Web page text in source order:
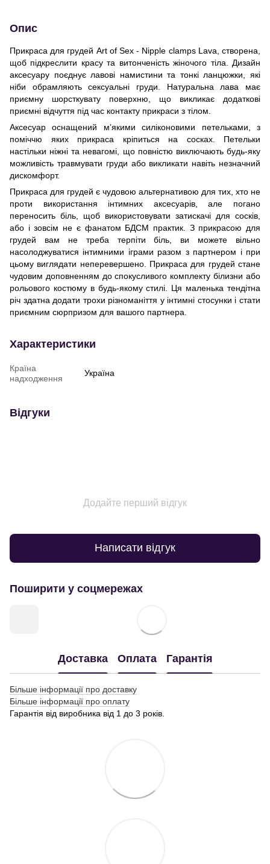
Опис
Прикраса для грудей Art of Sex - Nipple clamps Lava, створена,
щоб підкреслити красу та витонченість жіночого тіла. Дизайн
аксесуару поєднує лавові намистини та тонкі ланцюжки, які
ніби обрамляють сексуальні груди. Натуральна лава має
приємну шорсткувату поверхню, що викликає додаткові
приємні відчуття під час контакту прикраси з тілом.
Аксесуар оснащений м’якими силіконовими петельками, з
поміччю яких прикраса кріпиться на сосках. Петельки
настільки ніжні та невагомі, що повністю виключають будь-яку
можливість травмувати груди або викликати навіть незначний
дискомфорт.
Прикраса для грудей є чудовою альтернативою для тих, хто не
проти використання інтимних аксесуарів, але погано
переносить біль, щоб використовувати затискачі для сосків,
або і зовсім не є фанатом БДСМ практик. З прикрасою для
грудей вам не треба терпіти біль, ви можете вільно
насолоджуватися інтимними іграми разом з партнером і при
цьому виглядати неперевершено. Прикраса для грудей стане
чудовим доповненням до спокусливого комплекту білизни або
рольового костюму в будь-якому стилі. Ця маленька тендітна
річ здатна додати трохи різноманіття у інтимні стосунки і стати
приємним сюрпризом для вашого партнера.
Характеристики
Країна
надходження
Україна
Відгуки
Додайте перший відгук
Написати відгук
Поширити у соцмережах
Доставка Оплата Гарантія
Більше інформації про доставку
Більше інформації про оплату
Гарантія від виробника від 1 до 3 років.